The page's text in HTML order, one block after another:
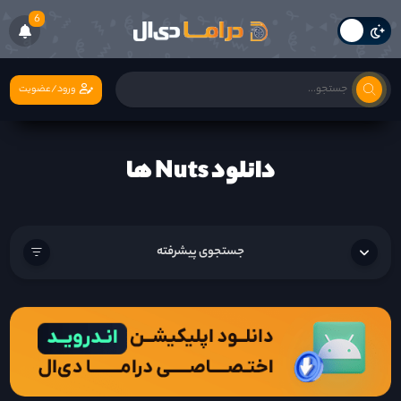
6
ورود/عضویت
دانلود Nuts ها
جستجوی پیشرفته